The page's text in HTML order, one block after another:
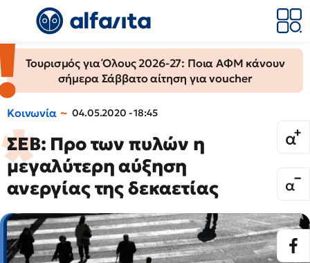
Τουρισμός για Όλους 2026-27: Ποια ΑΦΜ κάνουν
σήμερα Σάββατο αίτηση για voucher
Κοινωνία 04.05.2020 - 18:45
ΣΕΒ: Προ των πυλών η
μεγαλύτερη αύξηση
ανεργίας της δεκαετίας